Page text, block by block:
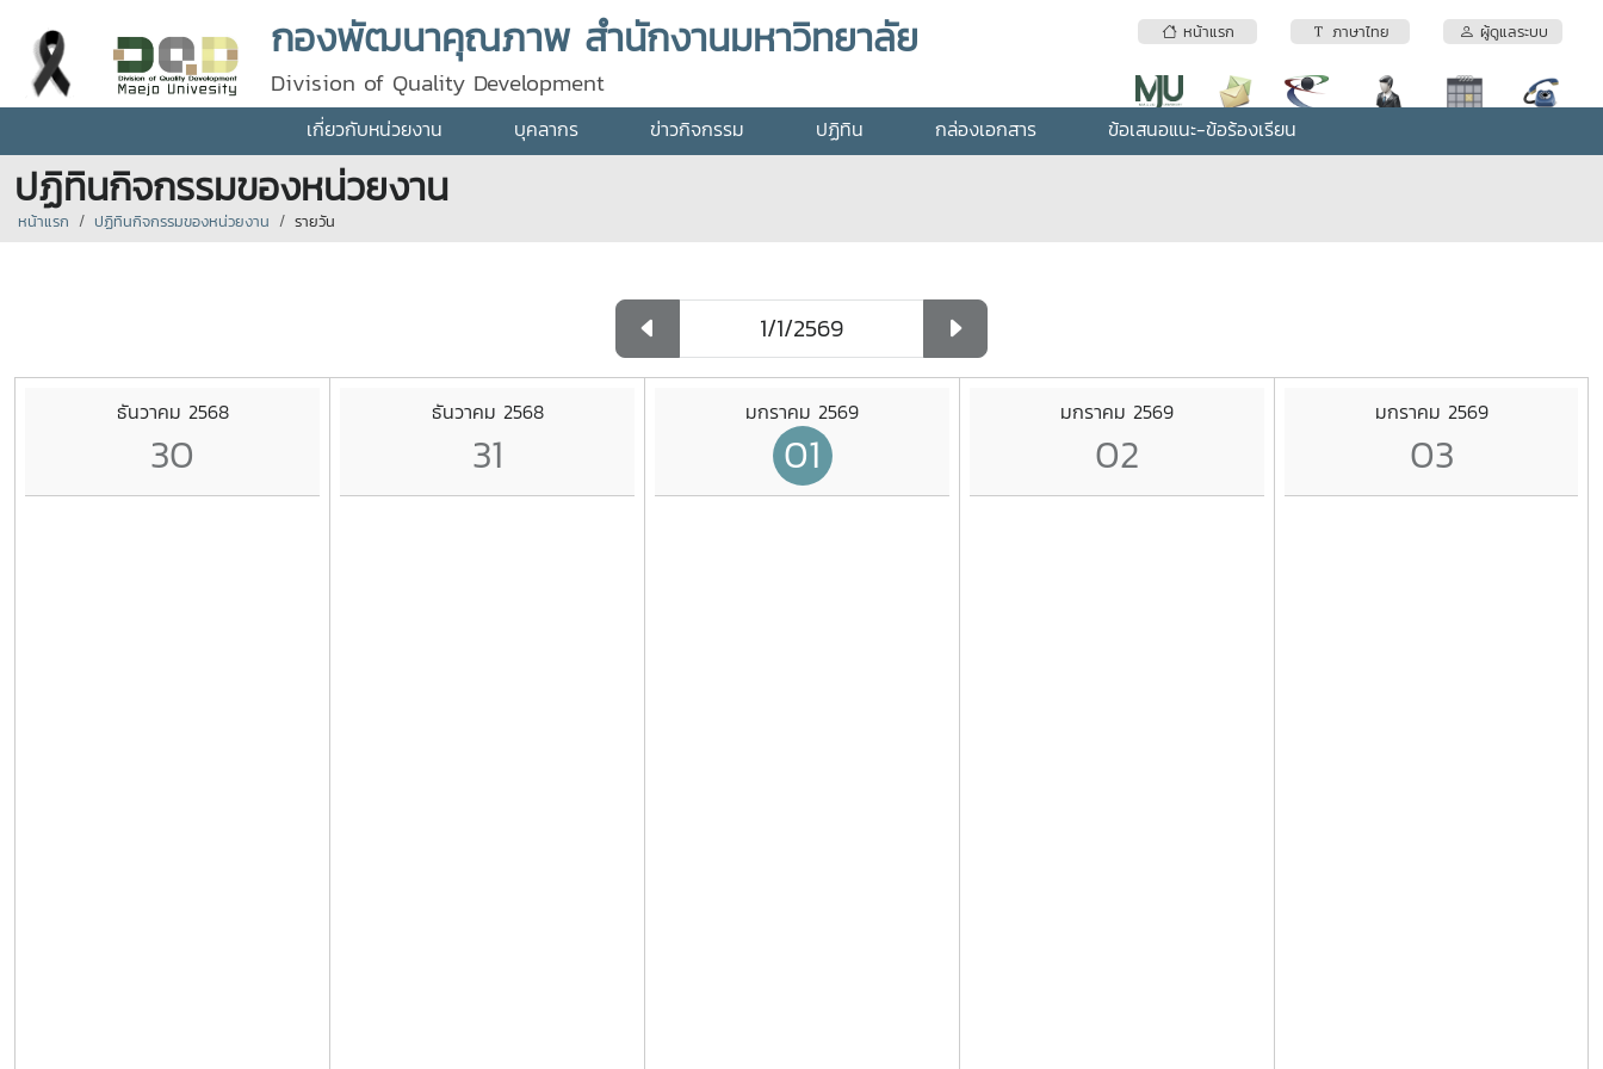
หน้าแรก ภาษาไทย ผู้ดูแลระบบ
กองพัฒนาคุณภาพ สำนักงานมหาวิทยาลัย
Division of Quality Development
เกี่ยวกับหน่วยงาน บุคลากร ข่าวกิจกรรม ปฏิทิน กล่องเอกสาร ข้อเสนอแนะ-ข้อร้องเรียน
ปฏิทินกิจกรรมของหน่วยงาน
หน้าแรก ปฏิทินกิจกรรมของหน่วยงาน รายวัน
ธันวาคม 2568
30
ธันวาคม 2568
31
มกราคม 2569
01
มกราคม 2569
02
มกราคม 2569
03